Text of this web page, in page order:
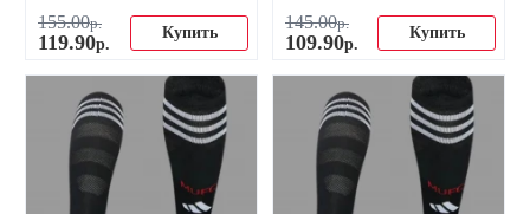
155.00р.
119.90р.
Купить
145.00р.
109.90р.
Купить